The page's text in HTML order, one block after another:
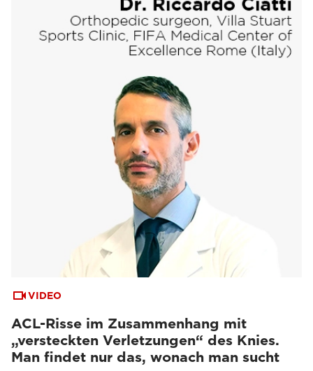
VIDEO
ACL-Risse im Zusammenhang mit
„versteckten Verletzungen“ des Knies.
Man findet nur das, wonach man sucht